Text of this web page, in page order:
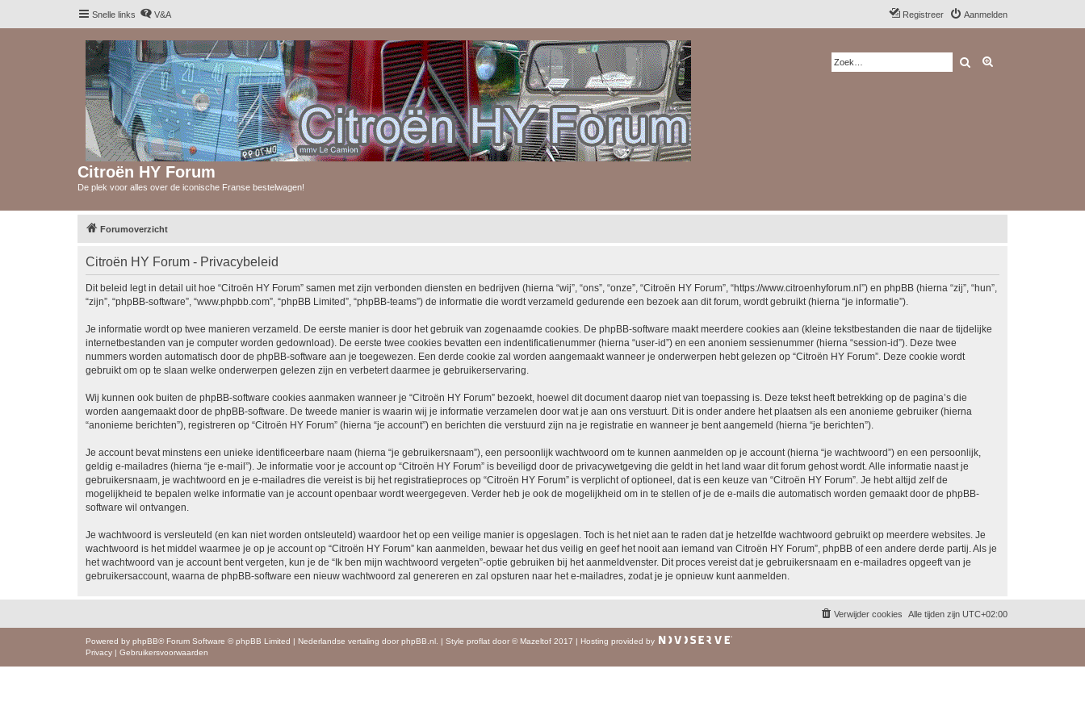
Snelle links V&A Aanmelden
Registreer
Citroën HY Forum
De plek voor alles over de iconische Franse bestelwagen!
Zoek
Forumoverzicht
Citroën HY Forum - Privacybeleid
Dit beleid legt in detail uit hoe “Citroën HY Forum” samen met zijn verbonden diensten en bedrijven (hierna “wij”, “ons”, “onze”, “Citroën HY Forum”, “https://www.citroenhyforum.nl”) en phpBB (hierna “zij”, “hun”,
“zijn”, “phpBB-software”, “www.phpbb.com”, “phpBB Limited”, “phpBB-teams”) de informatie die wordt verzameld gedurende een bezoek aan dit forum, wordt gebruikt (hierna “je informatie”).
Je informatie wordt op twee manieren verzameld. De eerste manier is door het gebruik van zogenaamde cookies. De phpBB-software maakt meerdere cookies aan (kleine tekstbestanden die naar de tijdelijke
internetbestanden van je computer worden gedownload). De eerste twee cookies bevatten een indentificatienummer (hierna “user-id”) en een anoniem sessienummer (hierna “session-id”). Deze twee
nummers worden automatisch door de phpBB-software aan je toegewezen. Een derde cookie zal worden aangemaakt wanneer je onderwerpen hebt gelezen op “Citroën HY Forum”. Deze cookie wordt
gebruikt om op te slaan welke onderwerpen gelezen zijn en verbetert daarmee je gebruikerservaring.
Wij kunnen ook buiten de phpBB-software cookies aanmaken wanneer je “Citroën HY Forum” bezoekt, hoewel dit document daarop niet van toepassing is. Deze tekst heeft betrekking op de pagina’s die
worden aangemaakt door de phpBB-software. De tweede manier is waarin wij je informatie verzamelen door wat je aan ons verstuurt. Dit is onder andere het plaatsen als een anonieme gebruiker (hierna
“anonieme berichten”), registreren op “Citroën HY Forum” (hierna “je account”) en berichten die verstuurd zijn na je registratie en wanneer je bent aangemeld (hierna “je berichten”).
Je account bevat minstens een unieke identificeerbare naam (hierna “je gebruikersnaam”), een persoonlijk wachtwoord om te kunnen aanmelden op je account (hierna “je wachtwoord”) en een persoonlijk,
geldig e-mailadres (hierna “je e-mail”). Je informatie voor je account op “Citroën HY Forum” is beveiligd door de privacywetgeving die geldt in het land waar dit forum gehost wordt. Alle informatie naast je
gebruikersnaam, je wachtwoord en je e-mailadres die vereist is bij het registratieproces op “Citroën HY Forum” is verplicht of optioneel, dat is een keuze van “Citroën HY Forum”. Je hebt altijd zelf de
mogelijkheid te bepalen welke informatie van je account openbaar wordt weergegeven. Verder heb je ook de mogelijkheid om in te stellen of je de e-mails die automatisch worden gemaakt door de phpBB-
software wil ontvangen.
Je wachtwoord is versleuteld (en kan niet worden ontsleuteld) waardoor het op een veilige manier is opgeslagen. Toch is het niet aan te raden dat je hetzelfde wachtwoord gebruikt op meerdere websites. Je
wachtwoord is het middel waarmee je op je account op “Citroën HY Forum” kan aanmelden, bewaar het dus veilig en geef het nooit aan iemand van Citroën HY Forum”, phpBB of een andere derde partij. Als je
het wachtwoord van je account bent vergeten, kun je de “Ik ben mijn wachtwoord vergeten”-optie gebruiken bij het aanmeldvenster. Dit proces vereist dat je gebruikersnaam en e-mailadres opgeeft van je
gebruikersaccount, waarna de phpBB-software een nieuw wachtwoord zal genereren en zal opsturen naar het e-mailadres, zodat je je opnieuw kunt aanmelden.
Alle tijden zijn UTC+02:00
Verwijder cookies
Powered by phpBB® Forum Software © phpBB Limited | Nederlandse vertaling door phpBB.nl | Style proflat door © Mazeltof 2017 | Hosting provided by
Privacy | Gebruikersvoorwaarden